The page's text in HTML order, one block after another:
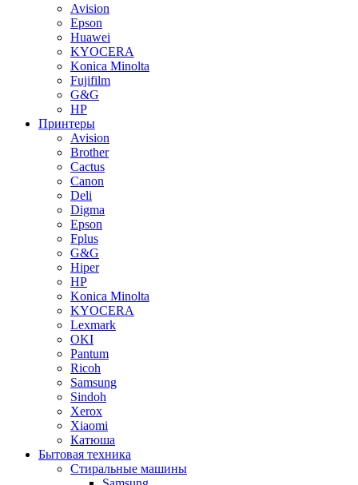
Avision
Epson
Huawei
KYOCERA
Konica Minolta
Fujifilm
G&G
HP
Принтеры
Avision
Brother
Cactus
Canon
Deli
Digma
Epson
Fplus
G&G
Hiper
HP
Konica Minolta
KYOCERA
Lexmark
OKI
Pantum
Ricoh
Samsung
Sindoh
Xerox
Xiaomi
Катюша
Бытовая техника
Стиральные машины